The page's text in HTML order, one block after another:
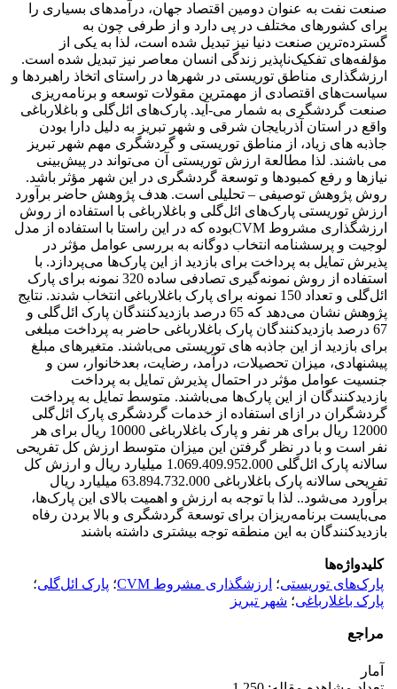
صنعت نفت به عنوان دومین اقتصاد جهان، درآمدهای بسیاری را
برای کشورهای مختلف در پی دارد و از طرفی چون به
گسترده‌ترین صنعت دنیا نیز تبدیل شده است، لذا به یکی از
مؤلفه‌های تفکیک‌ناپذیر زندگی انسان معاصر نیز تبدیل شده است.
ارزشگذاری مناطق توریستی در شهرها در راستای اتخاذ راهبردها و
سیاست‌های اقتصادی از مهمترین مقولات توسعه و برنامه‌ریزی
صنعت گردشگری به شمار می-آید. پارک‌های ائل‌گلی و باغلارباغی
واقع در استان آذربایجان شرقی و شهر تبریز به دلیل دارا بودن
جاذبه های زیاد، از مناطق توریستی و گردشگری مهم شهر تبریز
می باشند. لذا مطالعة ارزش توریستی آن می‌تواند در پیش‌بینی
نیاز‌ها و رفع کمبود‌ها و توسعة گردشگری در این شهر مؤثر باشد.
روش پژوهش توصیفی – تحلیلی است. هدف پژوهش حاضر برآورد
ارزش توریستی پارک‌های ائل‌گلی و باغلارباغی با استفاده از روش
ارزشگذاری مشروط CVMبوده که در این راستا با استفاده از مدل
لوجیت و پرسشنامه انتخاب دوگانه به بررسی عوامل مؤثر در
پذیرش تمایل به پرداخت برای بازدید از این پارک‌ها می‌پردازد. با
استفاده از روش نمونه‌گیری تصادفی ساده 320 نمونه برای پارک
ائل‌گلی و تعداد 150 نمونه برای پارک باغلارباغی انتخاب شدند. نتایج
پژوهش نشان می‌دهد که 65 درصد بازدیدکنندگان پارک ائل‌گلی و
67 درصد بازدیدکنندگان پارک باغلارباغی حاضر به پرداخت مبلغی
برای بازدید از این جاذبه های توریستی می‌باشند. متغیر‌های مبلغ
پیشنهادی، میزان تحصیلات، درآمد، رضایت، بعدخانوار، سن و
جنسیت عوامل مؤثر در احتمال پذیرش تمایل به پرداخت
بازدیدکنندگان از این پارک‌ها می‌باشند. متوسط تمایل به پرداخت
گردشگران در ازای استفاده از خدمات گردشگری پارک ائل‌گلی
12000 ریال برای هر نفر و پارک باغلارباغی 10000 ریال برای هر
نفر است و با در نظر گرفتن این میزان متوسط ارزش کل تفریحی
سالانه پارک ائل‌گلی 1.069.409.952.000 میلیارد ریال و ارزش کل
تفریحی سالانه پارک باغلارباغی 63.894.732.000 میلیارد ریال
برآورد می‌شود.. لذا با توجه به ارزش و اهمیت بالای این پارک‌ها،
می‌بایست برنامه‌ریزان برای توسعة گردشگری و بالا بردن رفاه
بازدیدکنندگان به این منطقه توجه بیشتری داشته باشند
کلیدواژه‌ها
پارک‌های توریستی؛ ارزشگذاری مشروط CVM ؛ پارک ائل‌گلی؛
پارک باغلارباغی؛ شهر تبریز
مراجع
آمار